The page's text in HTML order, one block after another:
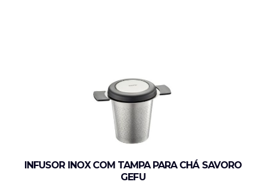
INFUSOR INOX COM TAMPA PARA CHÁ SAVORO
GEFU